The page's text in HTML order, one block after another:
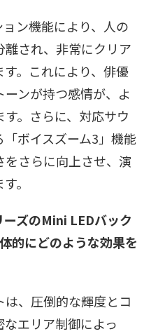
ン機能により、人の
され、非常にクリア
。これにより、俳優
ンが持つ感情が、よ
。さらに、対応サウ
ボイスズーム3」機能
さらに向上させ、演
。
ズのMini LEDバック
的にどのような効果を
は、圧倒的な輝度とコ
エリア制御によっ